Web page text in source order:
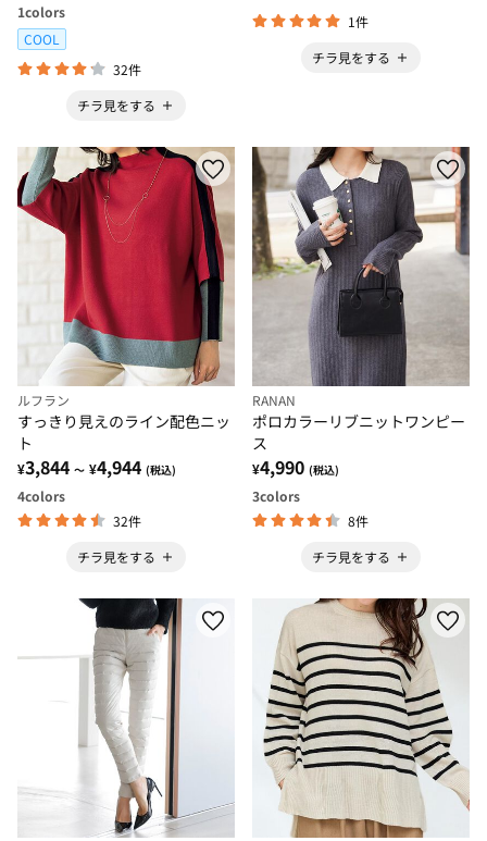
1colors
COOL
32件
チラ見をする
1件
チラ見をする
ルフラン
すっきり見えのライン配色ニッ
ト
¥3,844 ～ ¥4,944 (税込)
4colors
32件
チラ見をする
RANAN
ポロカラーリブニットワンピー
ス
¥4,990 (税込)
3colors
8件
チラ見をする